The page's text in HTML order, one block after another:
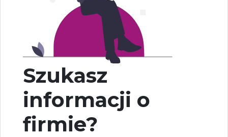
Szukasz
informacji o
firmie?